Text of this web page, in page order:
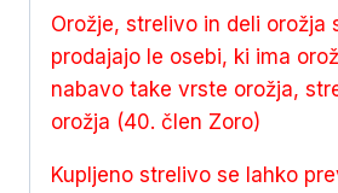
Orožje, strelivo in deli orožja
prodajajo le osebi, ki ima
nabavo take vrste orožja,
orožja (40. člen Zoro)
Kupljeno strelivo se lahko